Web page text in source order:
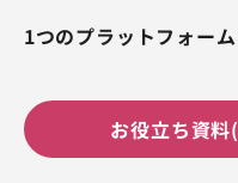
1つのプラットフォー
お役立ち資